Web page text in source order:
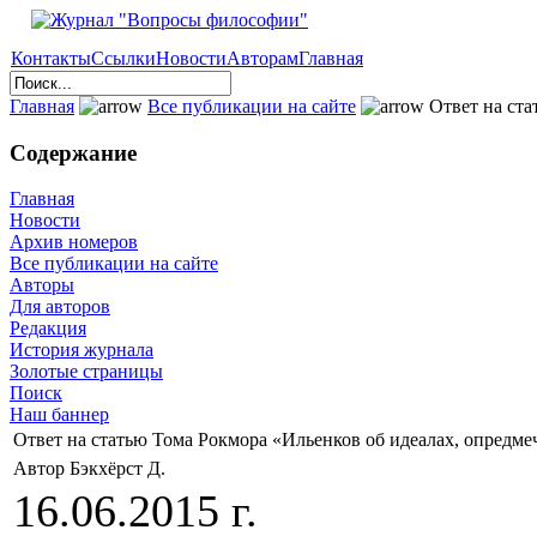
КонтактыСсылкиНовостиАвторамГлавная
Главная Все публикации на сайте Ответ на
Содержание
Главная
Новости
Архив номеров
Все публикации на сайте
Авторы
Для авторов
Редакция
История журнала
Золотые страницы
Поиск
Наш баннер
Ответ на статью Тома Рокмора «Ильенков об идеалах,
Автор Бэкхёрст Д.
16.06.2015 г.